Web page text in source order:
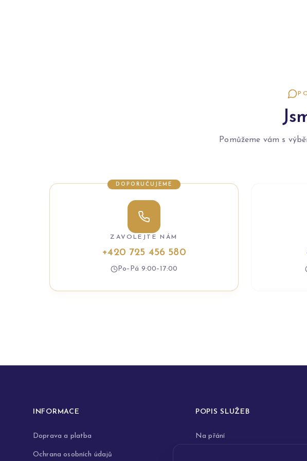
Pomůžeme vám s
DOPORUČUJEME
ZAVOLEJTE NÁM
+420 725 456 580
Po–Pá 9:00–17:00
INFORMACE
Doprava a platba
Ochrana osobních údajů
POPIS SLUŽEB
Na přání